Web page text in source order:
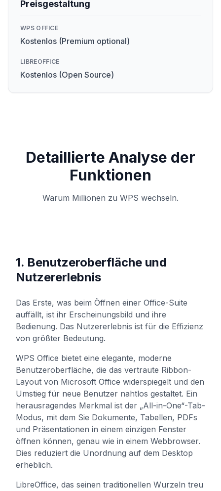
Preisgestaltung
WPS OFFICE
Kostenlos (Premium optional)
LIBREOFFICE
Kostenlos (Open Source)
Detaillierte Analyse der
Funktionen
Warum Millionen zu WPS wechseln.
1. Benutzeroberfläche und
Nutzererlebnis
Das Erste, was beim Öffnen einer Office-Suite
auffällt, ist ihr Erscheinungsbild und ihre
Bedienung. Das Nutzererlebnis ist für die Effizienz
von größter Bedeutung.
WPS Office bietet eine elegante, moderne
Benutzeroberfläche, die das vertraute Ribbon-
Layout von Microsoft Office widerspiegelt und den
Umstieg für neue Benutzer nahtlos gestaltet. Ein
herausragendes Merkmal ist der „All-in-One“-Tab-
Modus, mit dem Sie Dokumente, Tabellen, PDFs
und Präsentationen in einem einzigen Fenster
öffnen können, genau wie in einem Webbrowser.
Dies reduziert die Unordnung auf dem Desktop
erheblich.
LibreOffice, das seinen traditionellen Wurzeln treu